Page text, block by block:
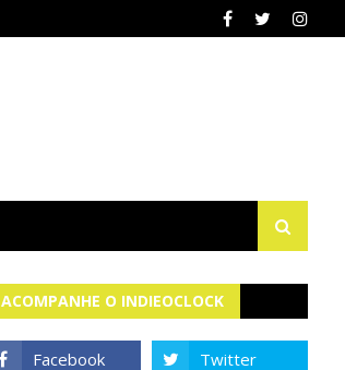
ACOMPANHE O INDIEOCLOCK